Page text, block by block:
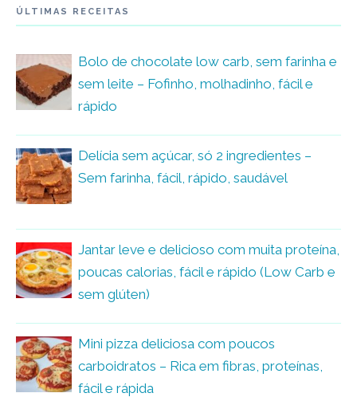
ÚLTIMAS RECEITAS
Bolo de chocolate low carb, sem farinha e
sem leite – Fofinho, molhadinho, fácil e
rápido
Delícia sem açúcar, só 2 ingredientes –
Sem farinha, fácil, rápido, saudável
Jantar leve e delicioso com muita proteína,
poucas calorias, fácil e rápido (Low Carb e
sem glúten)
Mini pizza deliciosa com poucos
carboidratos – Rica em fibras, proteínas,
fácil e rápida